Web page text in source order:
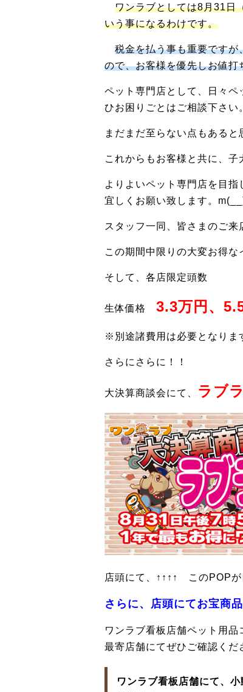
ワンラブとしては8月31日
いう事になるわけです。
税金を払う事も重要です
ので、お客様を優先しお値
ペット専門店として、日々
ひお困りごとはご相談下さい
まだまだ至らない点もある
これからもお客様と共に、子
よりよいペット専門店を目
宜しくお願い致します。
スタッフ一同、皆さまのご
この期間中限りの大変お得
そして、各店限定頭数
生体価格 3.3万円、
※別途諸費用は必要となりま
さらにさらに！！
大決算商談会にて、 ラブ
店頭にて、↑↑↑↑ このPOP
さらに、店頭にてお宝商
ワンラブ看板店舗ペット用品
最寄店舗にてぜひご確認くだ
ワンラブ看板店舗にて、